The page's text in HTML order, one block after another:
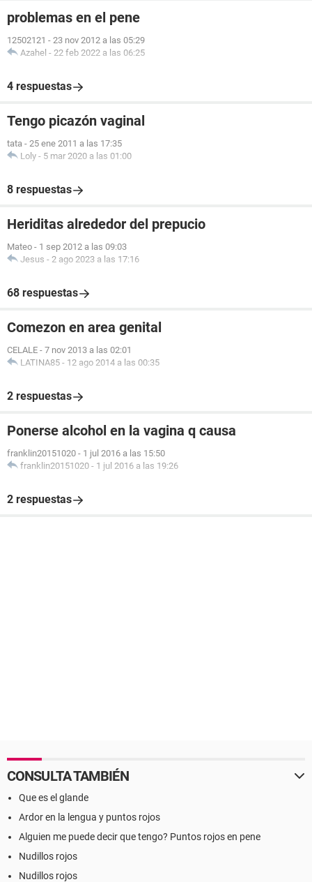
problemas en el pene
12502121 - 23 nov 2012 a las 05:29
Azahel - 22 feb 2022 a las 06:25
4 respuestas
Tengo picazón vaginal
tata - 25 ene 2011 a las 17:35
Loly - 5 mar 2020 a las 01:00
8 respuestas
Heriditas alrededor del prepucio
Mateo - 1 sep 2012 a las 09:03
Jesus - 2 ago 2023 a las 17:16
68 respuestas
Comezon en area genital
CELALE - 7 nov 2013 a las 02:01
LATINA85 - 12 ago 2014 a las 00:35
2 respuestas
Ponerse alcohol en la vagina q causa
franklin20151020 - 1 jul 2016 a las 15:50
franklin20151020 - 1 jul 2016 a las 19:26
2 respuestas
CONSULTA TAMBIÉN
Que es el glande
Ardor en la lengua y puntos rojos
Alguien me puede decir que tengo? Puntos rojos en pene
Nudillos rojos
Nudillos rojos